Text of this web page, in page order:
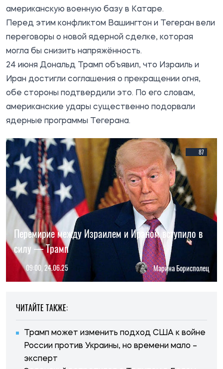
американскую военную базу в Катаре.
Перед этим конфликтом Вашингтон и Тегеран вели
переговоры о новой ядерной сделке, которая
могла бы снизить напряжённость.
24 июня Дональд Трамп объявил, что Израиль и
Иран достигли соглашения о прекращении огня,
обе стороны подтвердили это. По его словам,
американские удары существенно подорвали
ядерные программы Тегерана.
87
Перемирие между Израилем и Ираном вступило в
силу — Трамп
09:00, 24.06.25 Марина Борисполец
ЧИТАЙТЕ ТАКЖЕ:
Трамп может изменить подход США к войне
России против Украины, но времени мало –
эксперт